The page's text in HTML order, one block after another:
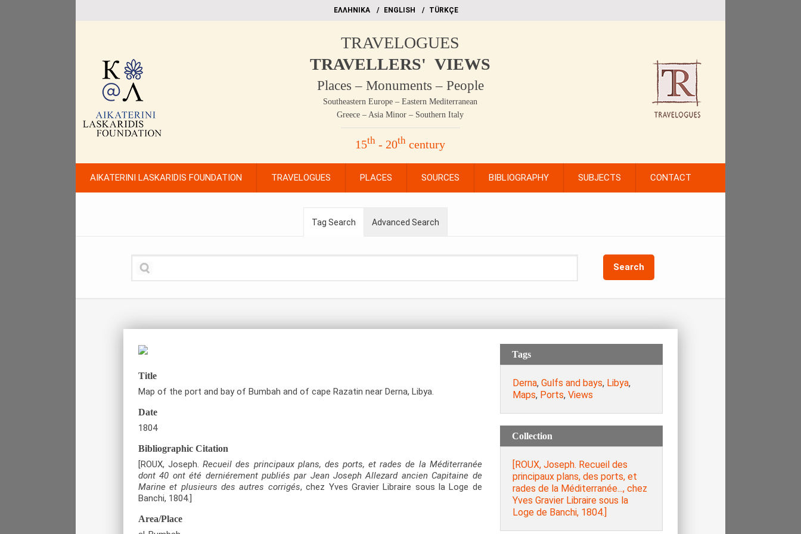
EΛΛΗΝΙΚΑ ΕΝGLISH TÜRKÇE
TRAVELOGUES
TRAVELLERS' VIEWS
Places – Monuments – People
Southeastern Europe – Eastern Mediterranean
Greece – Asia Minor – Southern Italy
15th - 20th century
AIKATERINI LASKARIDIS FOUNDATION TRAVELOGUES PLACES SOURCES BIBLIOGRAPHY SUBJECTS CONTACT
Tag Search
Search
Advanced Search
Title
Map of the port and bay of Bumbah and of cape Razatin near Derna, Libya.
Date
1804
Bibliographic Citation
[ROUX, Joseph.Recueil des principaux plans, des ports, et rades de la Méditerranée
dont 40 ont été derniérement publiés par Jean Joseph Allezard ancien Capitaine de
Marine et plusieurs des autres corrigés, chez Yves Gravier Libraire sous la Loge de
Banchi, 1804.]
Area/Place
Tags
Derna, Gulfs and bays, Libya,
Maps, Ports, Views
Collection
[ROUX, Joseph. Recueil des
principaux plans, des ports, et
rades de la Méditerranée..., chez
Yves Gravier Libraire sous la
Loge de Banchi, 1804.]